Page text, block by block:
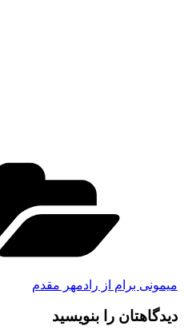
میمونی برام از رادمهر مقدم
دیدگاهتان را بنویسید